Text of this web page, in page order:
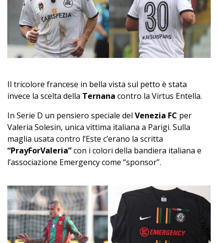
Il tricolore francese in bella vista sul petto è stata
invece la scelta della Ternana contro la Virtus Entella.
In Serie D un pensiero speciale del Venezia FC per
Valeria Solesin, unica vittima italiana a Parigi. Sulla
maglia usata contro l’Este c’erano la scritta
“PrayForValeria”con i colori della bandiera italiana e
l’associazione Emergency come “sponsor”.